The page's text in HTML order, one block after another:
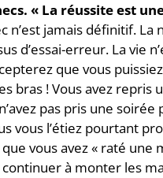
« La réussite est
n’est jamais définitif.
d’essai-erreur. La vie
que vous
bras ! Vous avez repris
pas pris une soirée
l’étiez pourtant
que vous avez « raté
à monter les